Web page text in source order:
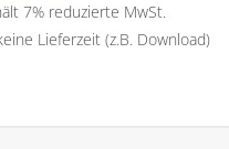
7% reduzierte MwSt.
Lieferzeit (z.B. Download)